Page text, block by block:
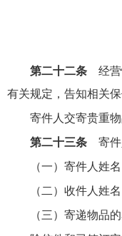
第二十二条经营
有关规定，告知相关
寄件人交寄贵重
第二十三条寄件
（一）寄件人姓
（二）收件人姓
（三）寄递物品